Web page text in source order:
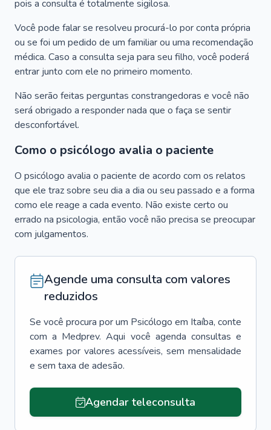
pois a consulta é totalmente sigilosa.
Você pode falar se resolveu procurá-lo por conta própria
ou se foi um pedido de um familiar ou uma recomendação
médica. Caso a consulta seja para seu filho, você poderá
entrar junto com ele no primeiro momento.
Não serão feitas perguntas constrangedoras e você não
será obrigado a responder nada que o faça se sentir
desconfortável.
Como o psicólogo avalia o paciente
O psicólogo avalia o paciente de acordo com os relatos
que ele traz sobre seu dia a dia ou seu passado e a forma
como ele reage a cada evento. Não existe certo ou
errado na psicologia, então você não precisa se preocupar
com julgamentos.
Agende uma consulta com valores
reduzidos
Se você procura por um Psicólogo em Itaíba, conte
com a Medprev. Aqui você agenda consultas e
exames por valores acessíveis, sem mensalidade
e sem taxa de adesão.
Agendar teleconsulta